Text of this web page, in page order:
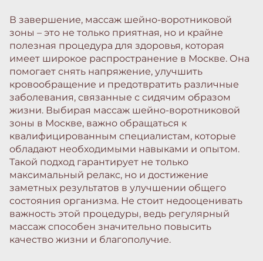
В завершение, массаж шейно-воротниковой
зоны – это не только приятная, но и крайне
полезная процедура для здоровья, которая
имеет широкое распространение в Москве. Она
помогает снять напряжение, улучшить
кровообращение и предотвратить различные
заболевания, связанные с сидячим образом
жизни. Выбирая массаж шейно-воротниковой
зоны в Москве, важно обращаться к
квалифицированным специалистам, которые
обладают необходимыми навыками и опытом.
Такой подход гарантирует не только
максимальный релакс, но и достижение
заметных результатов в улучшении общего
состояния организма. Не стоит недооценивать
важность этой процедуры, ведь регулярный
массаж способен значительно повысить
качество жизни и благополучие.